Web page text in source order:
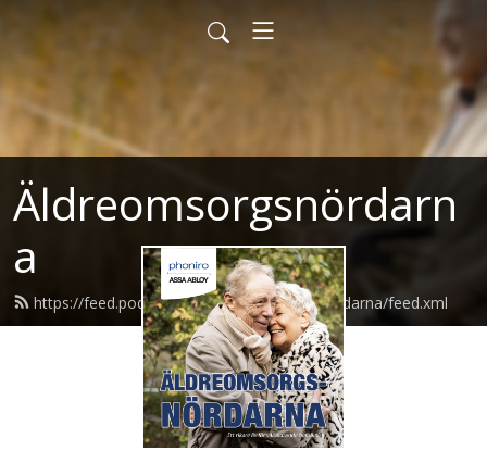
Äldreomsorgsnördarn
a
https://feed.podbean.com/aldreomsorgsnordarna/feed.xml